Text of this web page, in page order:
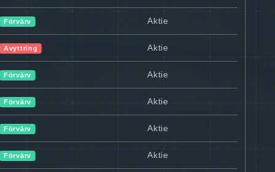
Förvärv Aktie
Avyttring Aktie
Förvärv Aktie
Förvärv Aktie
Förvärv Aktie
Förvärv Aktie